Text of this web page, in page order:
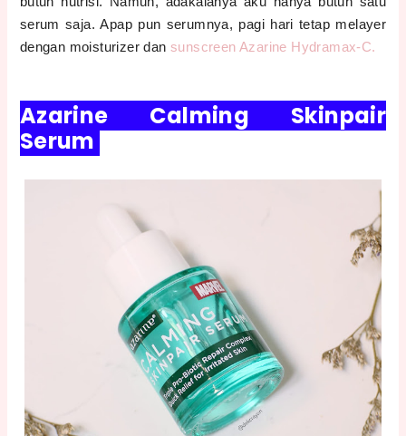
serum saja. Apap pun serumnya, pagi hari tetap melayer
dengan moisturizer dansunscreen Azarine Hydramax-C.
Azarine Calming Skinpair
Serum